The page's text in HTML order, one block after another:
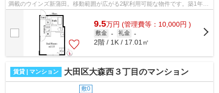
満載のウインズ新蒲田。移動範囲が広がる2駅利用可能な物件です。築1年の
物件です。当社スタッフが地域の賃貸...
9.5万円 (管理費等：10,000円 )
敷金 - 礼金 -
2階 / 1K / 17.01㎡
賃貸 | マンション 大田区大森西３丁目のマンション
敷0